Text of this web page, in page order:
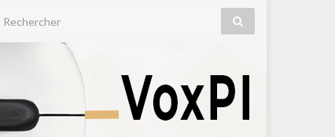
Search for: